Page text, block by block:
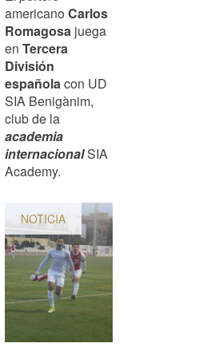
americanoCarlos
Romagosa juega
enTercera
División
españolacon UD
SIA Benigànim,
club de la
academia
internacionalSIA
Academy.
NOTICIA